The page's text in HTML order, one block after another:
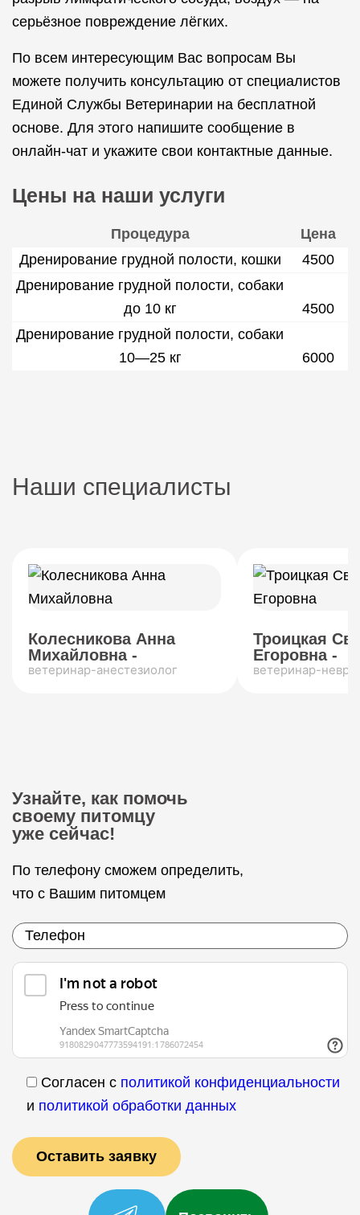
серьёзное повреждение лёгких.
По всем интересующим Вас вопросам Вы
можете получить консультацию от специалистов
Единой Службы Ветеринарии на бесплатной
основе. Для этого напишите сообщение в
онлайн-чат и укажите свои контактные данные.
Цены на наши услуги
Процедура
Цена
Дренирование грудной полости, кошки
4500
Дренирование грудной полости, собаки
до 10 кг
4500
Дренирование грудной полости, собаки
10—25 кг
6000
Наши специалисты
Колесникова Анна
Михайловна -
ветеринар-анестезиолог
Троицкая
Егоровна -
ветеринар-
Узнайте, как помочь
своему питомцу
уже сейчас!
По телефону сможем определить,
что с Вашим питомцем
Согласен с политикой конфиденциальности
и политикой обработки данных